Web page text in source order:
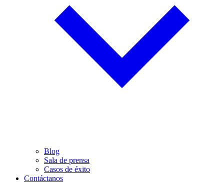
Blog
Sala de prensa
Casos de éxito
Contáctanos